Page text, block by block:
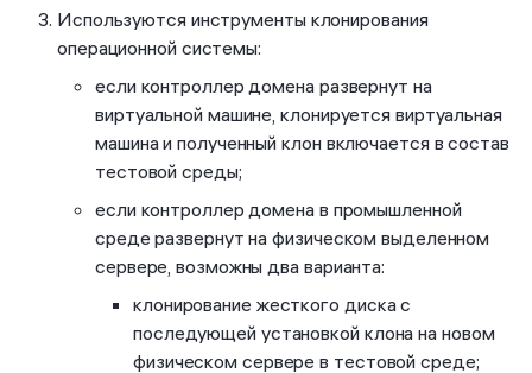
Используются инструменты клонирования
операционной системы:
если контроллер домена развернут на
виртуальной машине, клонируется виртуальная
машина и полученный клон включается в состав
тестовой среды;
если контроллер домена в промышленной
среде развернут на физическом выделенном
сервере, возможны два варианта:
клонирование жесткого диска с
последующей установкой клона на новом
физическом сервере в тестовой среде;